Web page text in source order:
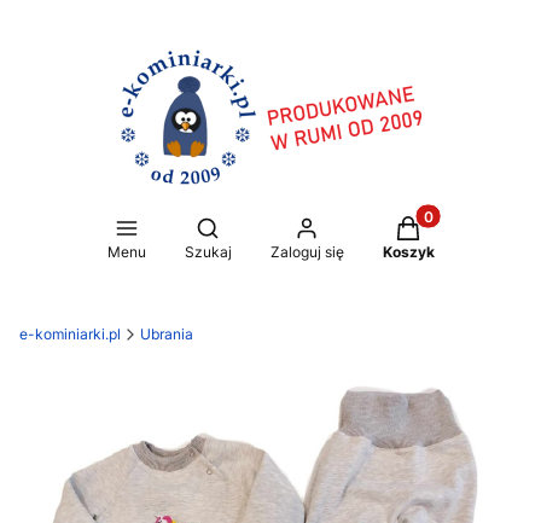
Menu
Otwórz wyszukiwarkę
Szukaj Zaloguj się
Produkty w
Koszyk
e-kominiarki.pl Ubrania